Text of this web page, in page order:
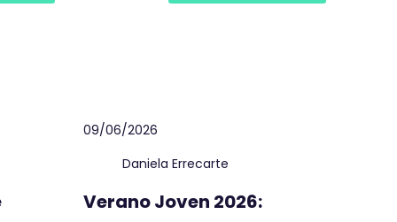
09/06/2026
Daniela Errecarte
Verano Joven 2026: